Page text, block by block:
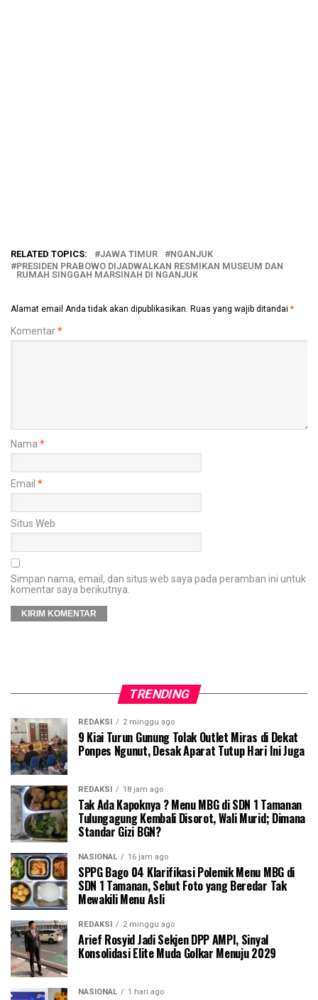
RELATED TOPICS: JAWA TIMUR
NGANJUK
PRESIDEN PRABOWO DIJADWALKAN RESMIKAN MUSEUM DAN
RUMAH SINGGAH MARSINAH DI NGANJUK
Alamat email Anda tidak akan dipublikasikan. Ruas yang wajib ditandai *
Komentar*
Nama *
Email *
Situs Web
Simpan nama, email, dan situs web saya pada peramban ini untuk
komentar saya berikutnya.
TRENDING
REDAKSI 2 minggu ago
9 Kiai Turun Gunung Tolak Outlet Miras di Dekat
Ponpes Ngunut, Desak Aparat Tutup Hari Ini Juga
REDAKSI 18 jam ago
Tak Ada Kapoknya ? Menu MBG di SDN 1 Tamanan
Tulungagung Kembali Disorot, Wali Murid; Dimana
Standar Gizi BGN?
NASIONAL 16 jam ago
SPPG Bago 04 Klarifikasi Polemik Menu MBG di
SDN 1 Tamanan, Sebut Foto yang Beredar Tak
Mewakili Menu Asli
REDAKSI 2 minggu ago
Arief Rosyid Jadi Sekjen DPP AMPI, Sinyal
Konsolidasi Elite Muda Golkar Menuju 2029
NASIONAL 1 hari ago